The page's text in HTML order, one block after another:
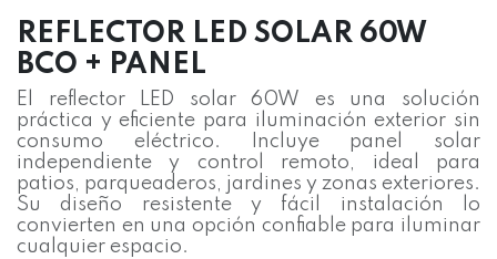
REFLECTOR LED SOLAR 60W
BCO + PANEL
El reflector LED solar 60W es una solución
práctica y eficiente para iluminación exterior sin
consumo eléctrico. Incluye panel solar
independiente y control remoto, ideal para
patios, parqueaderos, jardines y zonas exteriores.
Su diseño resistente y fácil instalación lo
convierten en una opción confiable para iluminar
cualquier espacio.